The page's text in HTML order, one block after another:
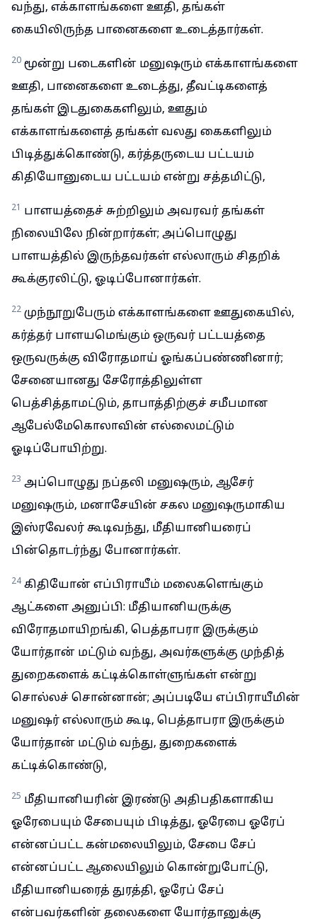
வந்து, எக்காளங்களை ஊதி, தங்கள்
கையிலிருந்த பானைகளை உடைத்தார்கள்.
20 மூன்று படைகளின் மனுஷரும் எக்காளங்களை
ஊதி, பானைகளை உடைத்து, தீவட்டிகளைத்
தங்கள் இடதுகைகளிலும், ஊதும்
எக்காளங்களைத் தங்கள் வலது கைகளிலும்
பிடித்துக்கொண்டு, கர்த்தருடைய பட்டயம்
கிதியோனுடைய பட்டயம் என்று சத்தமிட்டு,
21 பாளயத்தைச் சுற்றிலும் அவரவர் தங்கள்
நிலையிலே நின்றார்கள்; அப்பொழுது
பாளயத்தில் இருந்தவர்கள் எல்லாரும் சிதறிக்
கூக்குரலிட்டு, ஓடிப்போனார்கள்.
22 முந்நூறுபேரும் எக்காளங்களை ஊதுகையில்,
கர்த்தர் பாளயமெங்கும் ஒருவர் பட்டயத்தை
ஒருவருக்கு விரோதமாய் ஓங்கப்பண்ணினார்;
சேனையானது சேரோத்திலுள்ள
பெத்சித்தாமட்டும், தாபாத்திற்குச் சமீபமான
ஆபேல்மேகொலாவின் எல்லைமட்டும்
ஓடிப்போயிற்று.
23 அப்பொழுது நப்தலி மனுஷரும், ஆசேர்
மனுஷரும், மனாசேயின் சகல மனுஷருமாகிய
இஸ்ரவேலர் கூடிவந்து, மீதியானியரைப்
பின்தொடர்ந்து போனார்கள்.
24 கிதியோன் எப்பிராயீம் மலைகளெங்கும்
ஆட்களை அனுப்பி: மீதியானியருக்கு
விரோதமாயிறங்கி, பெத்தாபரா இருக்கும்
யோர்தான் மட்டும் வந்து, அவர்களுக்கு முந்தித்
துறைகளைக் கட்டிக்கொள்ளுங்கள் என்று
சொல்லச் சொன்னான்; அப்படியே எப்பிராயீமின்
மனுஷர் எல்லாரும் கூடி, பெத்தாபரா இருக்கும்
யோர்தான் மட்டும் வந்து, துறைகளைக்
கட்டிக்கொண்டு,
25 மீதியானியரின் இரண்டு அதிபதிகளாகிய
ஓரேபையும் சேபையும் பிடித்து, ஓரேபை ஓரேப்
என்னப்பட்ட கன்மலையிலும், சேபை சேப்
என்னப்பட்ட ஆலையிலும் கொன்றுபோட்டு,
மீதியானியரைத் துரத்தி, ஓரேப் சேப்
என்பவர்களின் தலைகளை யோர்தானுக்கு